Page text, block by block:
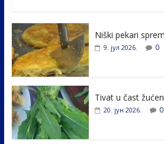
e
b
o
o
k
itt
er e
er
e
Niški pekari
9. јул 2026. 0
Tivat u čast
20. јун 2026. 0